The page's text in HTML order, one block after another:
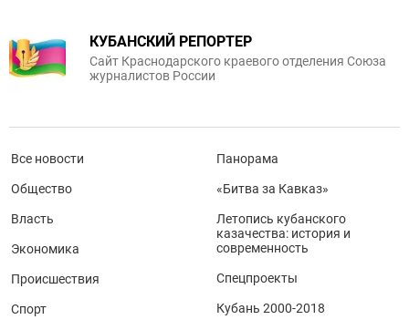
КУБАНСКИЙ РЕПОРТЕР
Сайт Краснодарского краевого отделения Союза
журналистов России
Все новости
Общество
Власть
Экономика
Происшествия
Спорт
Панорама
«Битва за Кавказ»
Летопись кубанского
казачества: история и
современность
Спецпроекты
Кубань 2000-2018